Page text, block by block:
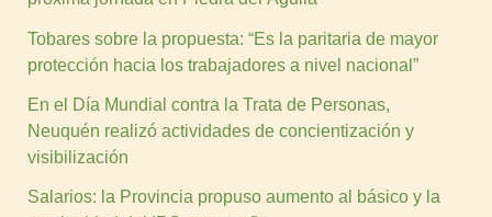
Tobares sobre la propuesta: “Es la paritaria de mayor
protección hacia los trabajadores a nivel nacional”
En el Día Mundial contra la Trata de Personas,
Neuquén realizó actividades de concientización y
visibilización
Salarios: la Provincia propuso aumento al básico y la